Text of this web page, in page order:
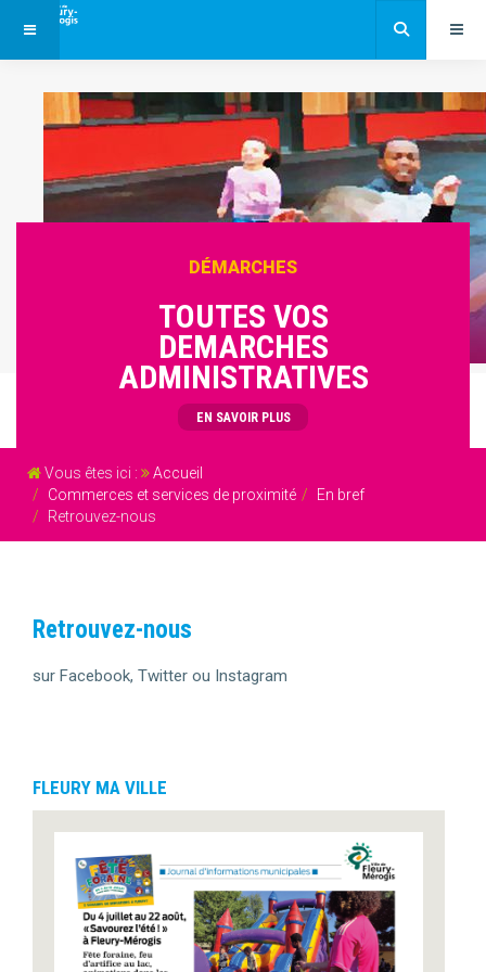
DÉMARCHES
TOUTES VOS
DEMARCHES
ADMINISTRATIVES
EN SAVOIR PLUS
Vous êtes ici :
Accueil
Commerces et services de proximité
En bref
Retrouvez-nous
Retrouvez-nous
sur Facebook, Twitter ou Instagram
FLEURY MA VILLE